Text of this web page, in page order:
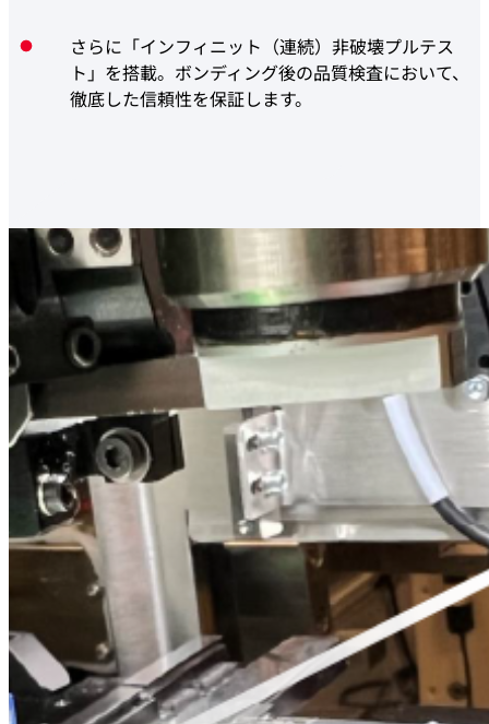
さらに「インフィニット（連続）非破壊プルテス
ト」を搭載。ボンディング後の品質検査において、
徹底した信頼性を保証します。